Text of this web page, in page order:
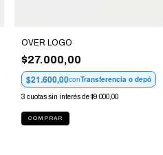
OVER LOGO
$27.000,00
$21.600,00conTransferencia o depósito
3 cuotas sin interés de$9.000,00
COMPRAR